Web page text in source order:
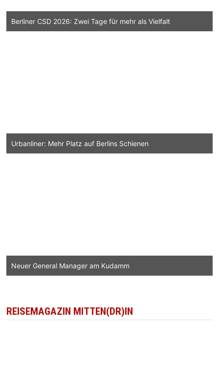
Berliner CSD 2026: Zwei Tage für mehr als Vielfalt
Urbanliner: Mehr Platz auf Berlins Schienen
Neuer General Manager am Kudamm
REISEMAGAZIN MITTEN(DR)IN